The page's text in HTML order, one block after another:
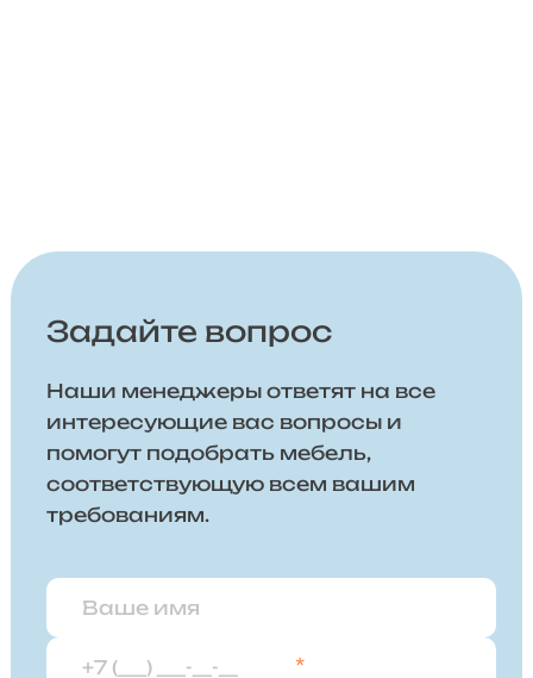
Задайте вопрос
Наши менеджеры ответят на все
интересующие вас вопросы и
помогут подобрать мебель,
соответствующую всем вашим
требованиям.
*